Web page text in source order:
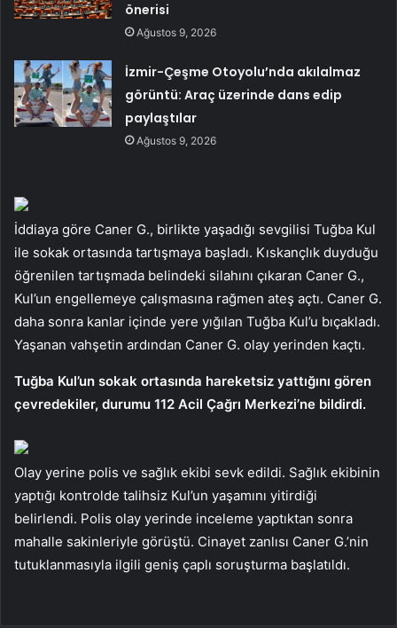
önerisi
Ağustos 9, 2026
İzmir-Çeşme Otoyolu’nda akılalmaz
görüntü: Araç üzerinde dans edip
paylaştılar
Ağustos 9, 2026
İddiaya göre Caner G., birlikte yaşadığı sevgilisi Tuğba Kul
ile sokak ortasında tartışmaya başladı. Kıskançlık duyduğu
öğrenilen tartışmada belindeki silahını çıkaran Caner G.,
Kul’un engellemeye çalışmasına rağmen ateş açtı. Caner G.
daha sonra kanlar içinde yere yığılan Tuğba Kul’u bıçakladı.
Yaşanan vahşetin ardından Caner G. olay yerinden kaçtı.
Tuğba Kul’un sokak ortasında hareketsiz yattığını gören
çevredekiler, durumu 112 Acil Çağrı Merkezi’ne bildirdi.
Olay yerine polis ve sağlık ekibi sevk edildi. Sağlık ekibinin
yaptığı kontrolde talihsiz Kul’un yaşamını yitirdiği
belirlendi. Polis olay yerinde inceleme yaptıktan sonra
mahalle sakinleriyle görüştü. Cinayet zanlısı Caner G.’nin
tutuklanmasıyla ilgili geniş çaplı soruşturma başlatıldı.